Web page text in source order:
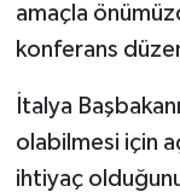
amaçla
konferans
İtalya
olabilmesi için
ihtiyaç